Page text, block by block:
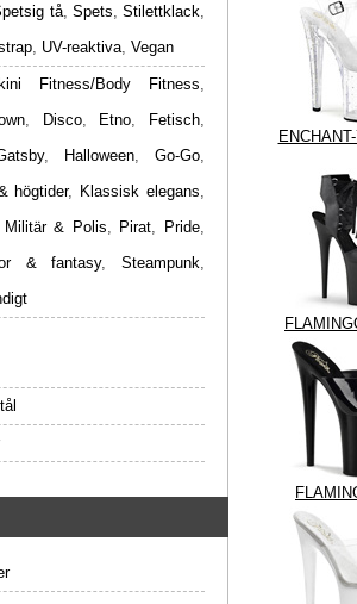
tå, Spets, Stilettklack,
, UV-reaktiva, Vegan
Fitness/Body Fitness,
, Disco, Etno, Fetisch,
, Halloween, Go-Go,
högtider, Klassisk elegans,
Militär & Polis, Pirat, Pride,
& fantasy, Steampunk,